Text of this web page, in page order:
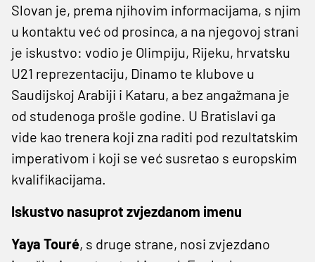
Slovan je, prema njihovim informacijama, s njim
u kontaktu već od prosinca, a na njegovoj strani
je iskustvo: vodio je Olimpiju, Rijeku, hrvatsku
U21 reprezentaciju, Dinamo te klubove u
Saudijskoj Arabiji i Kataru, a bez angažmana je
od studenoga prošle godine. U Bratislavi ga
vide kao trenera koji zna raditi pod rezultatskim
imperativom i koji se već susretao s europskim
kvalifikacijama.
Iskustvo nasuprot zvjezdanom imenu
Yaya Touré, s druge strane, nosi zvjezdano